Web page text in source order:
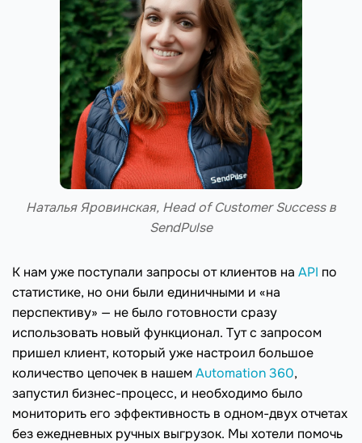
Наталья Яровинская, Head of Customer Success в
SendPulse
К нам уже поступали запросы от клиентов на API по
статистике, но они были единичными и «на
перспективу» — не было готовности сразу
использовать новый функционал. Тут с запросом
пришел клиент, который уже настроил большое
количество цепочек в нашемAutomation 360,
запустил бизнес-процесс, и необходимо было
мониторить его эффективность в одном-двух отчетах
без ежедневных ручных выгрузок. Мы хотели помочь